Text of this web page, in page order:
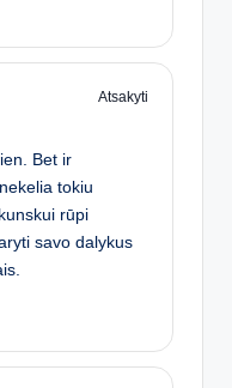
Atsakyti
Bet ir
tokiu
rūpi
savo dalykus